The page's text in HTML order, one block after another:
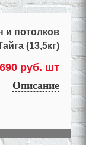
и потолков
(13,5кг)
690 руб. шт
Описание